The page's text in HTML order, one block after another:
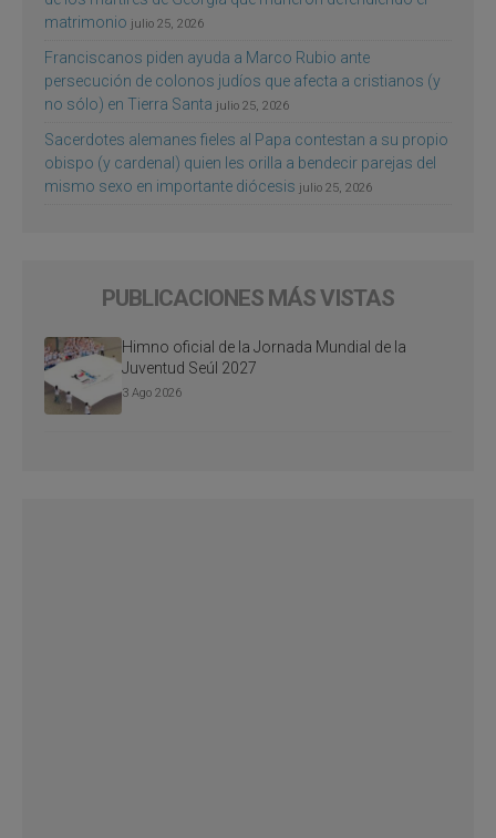
matrimonio julio 25, 2026
Franciscanos piden ayuda a Marco Rubio ante
persecución de colonos judíos que afecta a cristianos (y
no sólo) en Tierra Santa julio 25, 2026
Sacerdotes alemanes fieles al Papa contestan a su propio
obispo (y cardenal) quien les orilla a bendecir parejas del
mismo sexo en importante diócesis julio 25, 2026
PUBLICACIONES MÁS VISTAS
Himno oficial de la Jornada Mundial de la
Juventud Seúl 2027
3 Ago 2026